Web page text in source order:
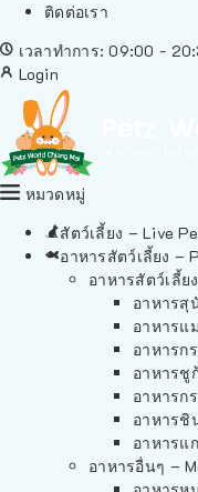
ติดต่อเรา
เวลาทำการ: 09:00 -
Login
หมวดหมู่
สัตว์เลี้ยง – Live
อาหารสัตว์เลี้ยง –
อาหารสัตว์เลี้ย
อาหารสุ
อาหารแ
อาหารก
อาหารชู
อาหารก
อาหารชิ
อาหารแ
อาหารอื่นๆ –